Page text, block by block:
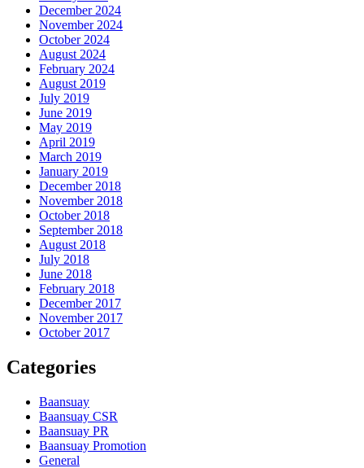
December 2024
November 2024
October 2024
August 2024
February 2024
August 2019
July 2019
June 2019
May 2019
April 2019
March 2019
January 2019
December 2018
November 2018
October 2018
September 2018
August 2018
July 2018
June 2018
February 2018
December 2017
November 2017
October 2017
Categories
Baansuay
Baansuay CSR
Baansuay PR
Baansuay Promotion
General